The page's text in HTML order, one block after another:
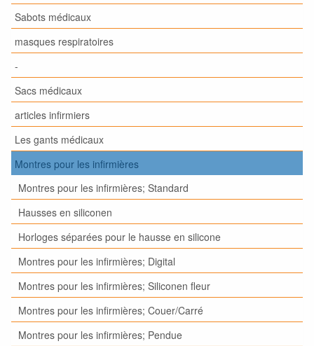
Sabots médicaux
masques respiratoires
-
Sacs médicaux
articles infirmiers
Les gants médicaux
Montres pour les infirmières
Montres pour les infirmières; Standard
Hausses en siliconen
Horloges séparées pour le hausse en silicone
Montres pour les infirmières; Digital
Montres pour les infirmières; Siliconen fleur
Montres pour les infirmières; Couer/Carré
Montres pour les infirmières; Pendue